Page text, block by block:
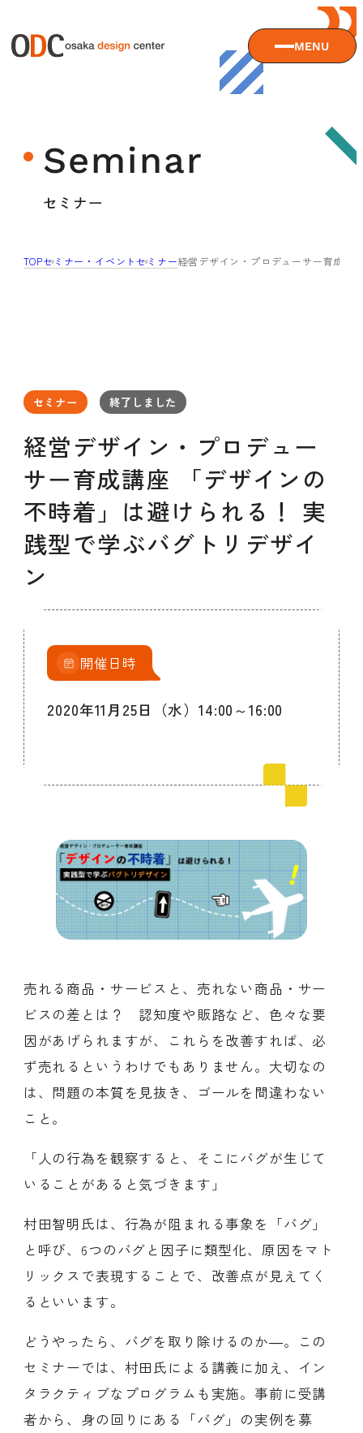
MENU
大阪デザインセンターとは
沿革
サービス
ODCデザイン相談デスク
企業研修
ODCビジネスマッチング
イベント
デザインコラム
よくある質問
メンバーシップ
メンバーシップの声
デザイン団体・機関一覧
関西デザイン学校一覧
見学申込
ブランディングのご相談
ビジネスマッチングはこちら
サービス
サイトへ
Seminar
セミナー
TOPセミナー・イベント セミナー経営デザイン・プロデューサー育成講
セミナー 終了しました
経営デザイン・プロデュー
サー育成講座 「デザインの
不時着」は避けられる！ 実
践型で学ぶバグトリデザイ
ン
開催日時
2020年11月25日（水）14:00～16:00
売れる商品・サービスと、売れない商品・サー
ビスの差とは？ 認知度や販路など、色々な要
因があげられますが、これらを改善すれば、必
ず売れるというわけでもありません。大切なの
は、問題の本質を見抜き、ゴールを間違わない
こと。
「人の行為を観察すると、そこにバグが生じて
いることがあると気づきます」
村田智明氏は、行為が阻まれる事象を「バグ」
と呼び、6つのバグと因子に類型化、原因をマト
リックスで表現することで、改善点が見えてく
るといいます。
どうやったら、バグを取り除けるのか―。この
セミナーでは、村田氏による講義に加え、イン
タラクティブなプログラムも実施。事前に受講
者から、身の回りにある「バグ」の実例を募